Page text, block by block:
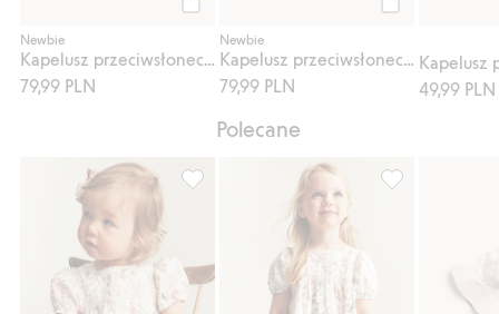
Newbie
79,99 PLN
Newbie
79,99 PLN
49,99 PLN
Polecane
Sukienka z krótkimi rękawami, w kwiaty,